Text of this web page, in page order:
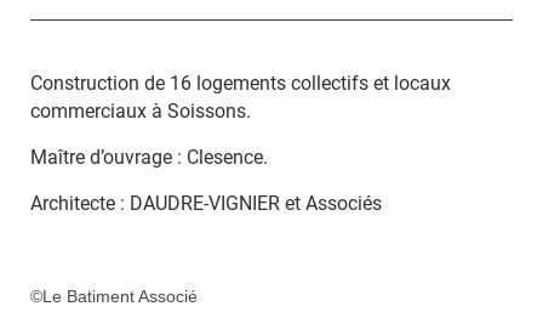
Construction de 16 logements collectifs et locaux
commerciaux à Soissons.
Maître d’ouvrage : Clesence.
Architecte : DAUDRE-VIGNIER et Associés
©Le Batiment Associé